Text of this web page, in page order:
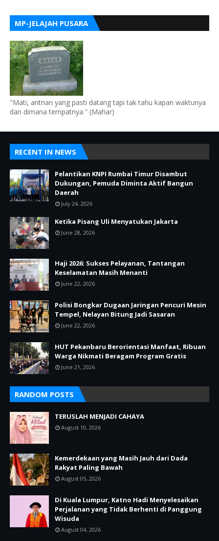
MP-JELAJAH PUSARA
"Mati, antrian yang pasti datang tapi tak tahu kapan waktunya
dan dimana tempatnya." (Mahar)
RECENT IN NEWS
Pelantikan KNPI Rumbai Timur Disambut
Dukungan, Pemuda Diminta Aktif Bangun
Daerah
July 24, 2026
Ketika Pisang Uli Menyatukan Jakarta
June 28, 2026
Haji 2026: Sukses Pelayanan, Tantangan
Keselamatan Masih Menanti
June 22, 2026
Polisi Bongkar Dugaan Jaringan Pencuri Mesin
Tempel, Nelayan Bitung Jadi Sasaran
June 22, 2026
HUT Pekanbaru Berorientasi Manfaat, Ribuan
Warga Nikmati Beragam Program Gratis
June 21, 2026
RANDOM POSTS
TERUSLAH MENJADI CAHAYA
August 10, 2026
Kemerdekaan yang Masih Jauh dari Dada
Rakyat Paling Bawah
August 05, 2026
Di Kuala Lumpur, Katno Hadi Menyelesaikan
Perjalanan yang Tidak Berhenti di Panggung
Wisuda
August 04, 2026